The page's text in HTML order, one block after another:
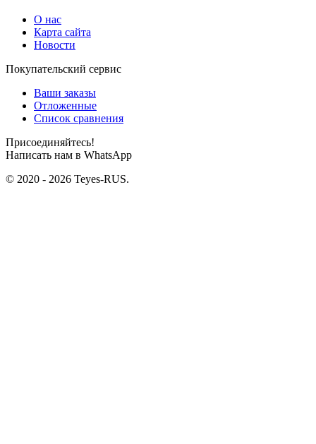
О нас
Карта сайта
Новости
Покупательский сервис
Ваши заказы
Отложенные
Список сравнения
Присоединяйтесь!
Написать нам в WhatsApp
© 2020 - 2026 Teyes-RUS.